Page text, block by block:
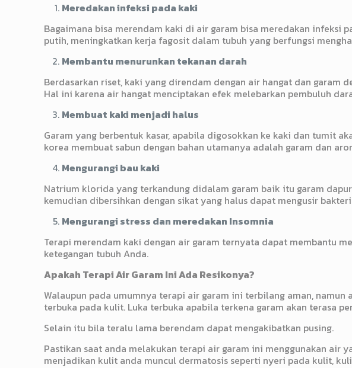
Meredakan infeksi pada kaki
Bagaimana bisa merendam kaki di air garam bisa meredakan infeksi
putih, meningkatkan kerja fagosit dalam tubuh yang berfungsi
Membantu menurunkan tekanan darah
Berdasarkan riset, kaki yang direndam dengan air hangat dan garam
Hal ini karena air hangat menciptakan efek melebarkan pembuluh
Membuat kaki menjadi halus
Garam yang berbentuk kasar, apabila digosokkan ke kaki dan tumit
korea membuat sabun dengan bahan utamanya adalah garam dan
Mengurangi bau kaki
Natrium klorida yang terkandung didalam garam baik itu garam
kemudian dibersihkan dengan sikat yang halus dapat mengusir
Mengurangi stress dan meredakan Insomnia
Terapi merendam kaki dengan air garam ternyata dapat membantu
ketegangan tubuh Anda.
Apakah Terapi Air Garam Ini Ada Resikonya?
Walaupun pada umumnya terapi air garam ini terbilang aman,
terbuka pada kulit. Luka terbuka apabila terkena garam akan terasa
Selain itu bila teralu lama berendam dapat mengakibatkan pusing.
Pastikan saat anda melakukan terapi air garam ini menggunakan air
menjadikan kulit anda muncul dermatosis seperti nyeri pada kulit,